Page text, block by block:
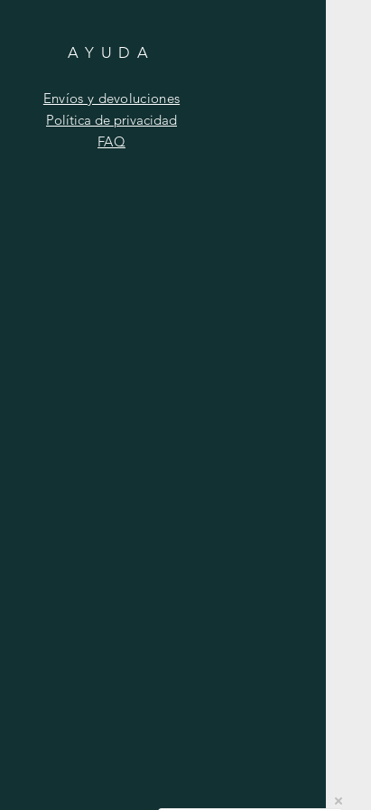
AYUDA
Envíos y devoluciones
Política de privacidad
FAQ